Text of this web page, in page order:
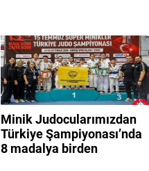
Minik Judocularımızdan
Türkiye Şampiyonası’nda
8 madalya birden